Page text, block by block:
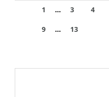
1 ... 3 4
9 ... 13